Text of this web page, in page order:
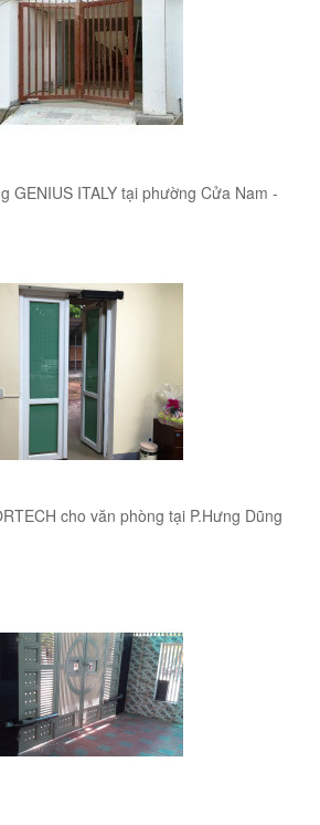
GENIUS ITALY tại phường Cửa Nam -
cho văn phòng tại P.Hưng Dũng